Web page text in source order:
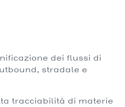
dei flussi di
stradale e
tracciabilità di materie